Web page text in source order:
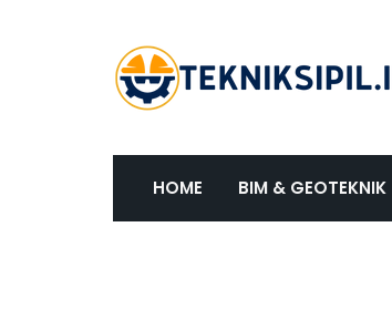
HOME BIM & GEOTEKNIK